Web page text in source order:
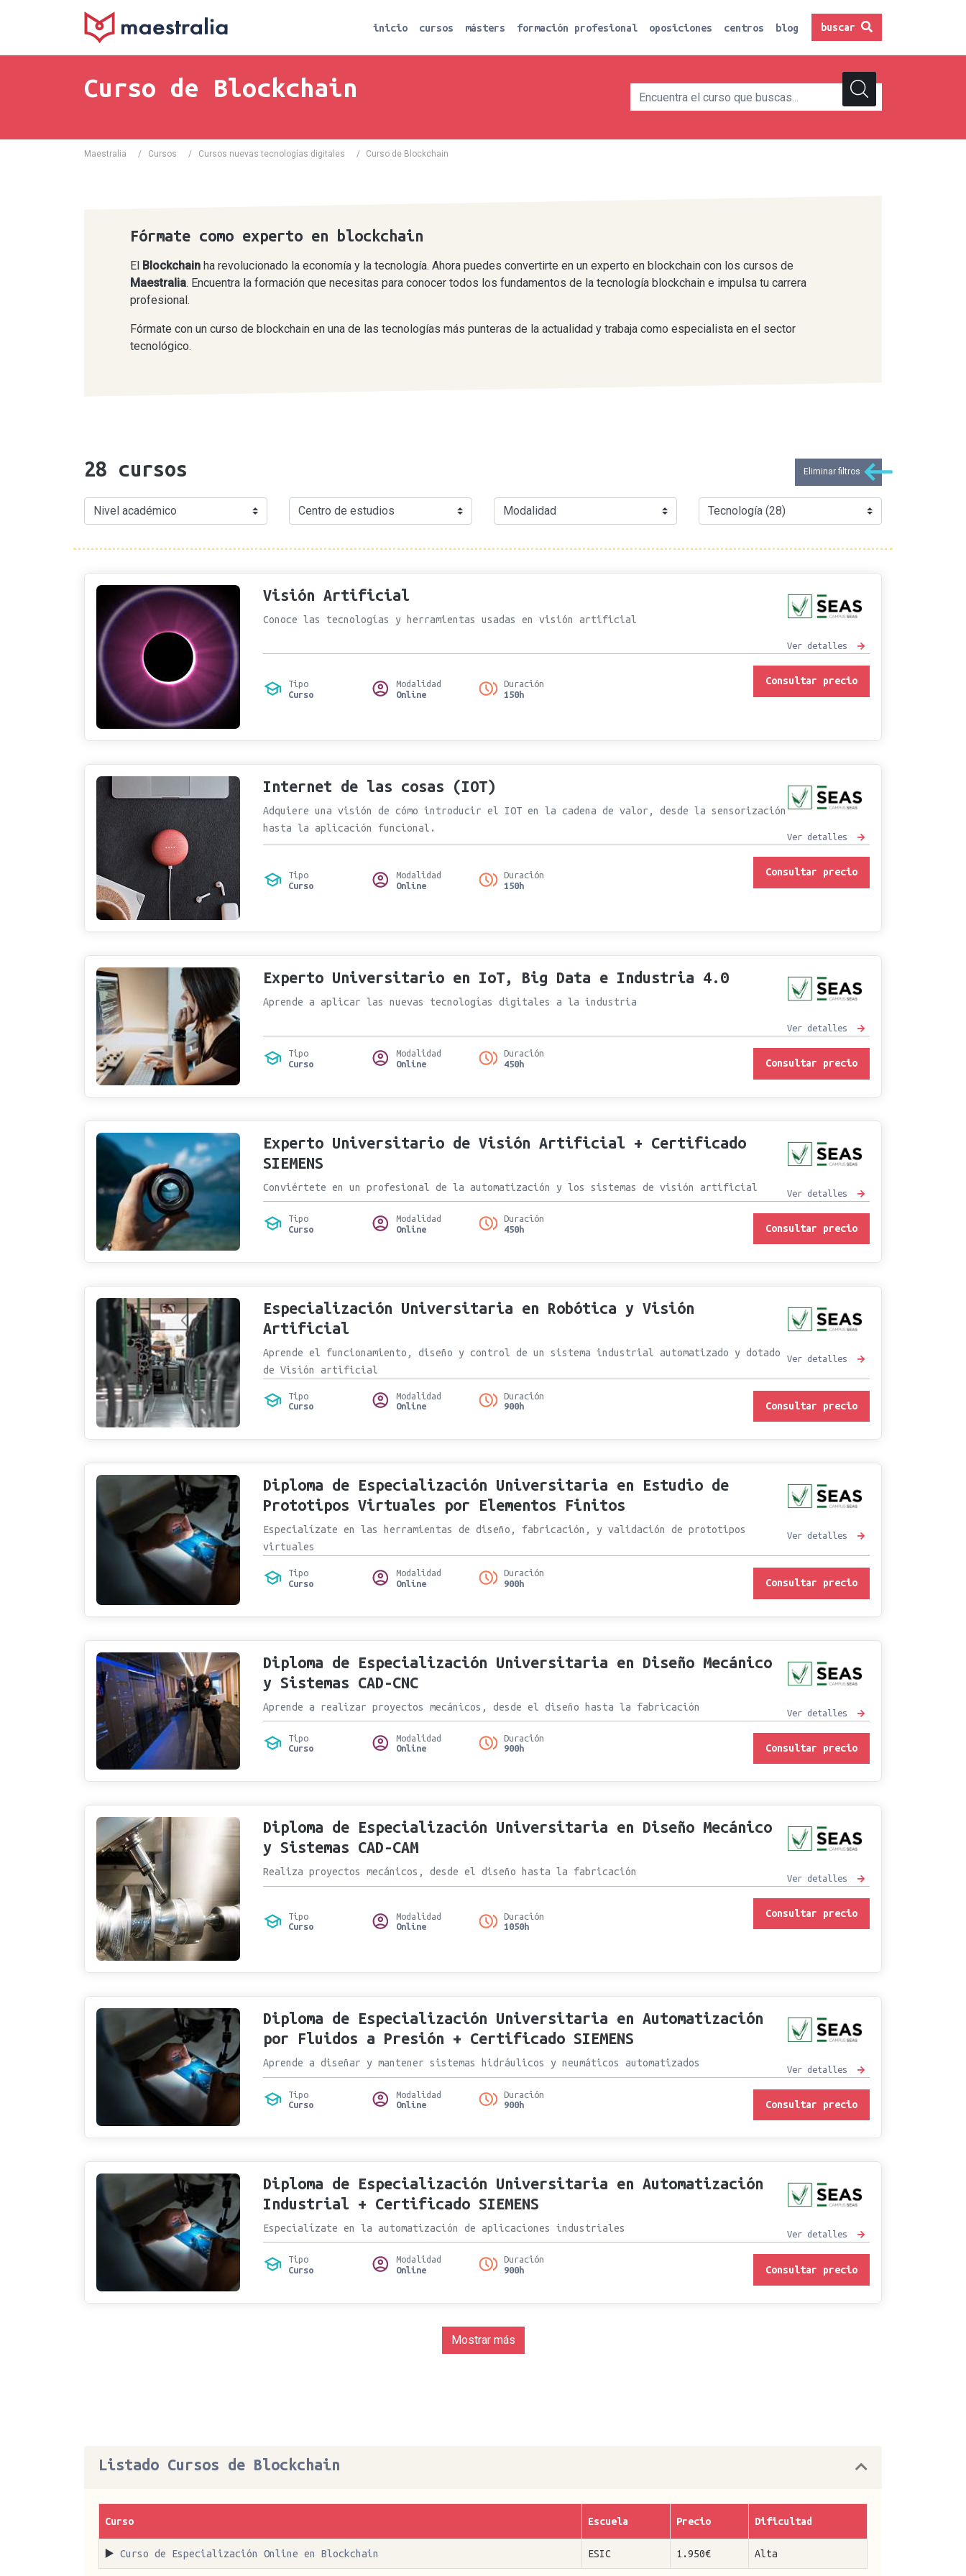
inicio cursos másters formación profesional oposiciones centros blog buscar
Curso de Blockchain
Maestralia / Cursos / Cursos nuevas tecnologías digitales / Curso de Blockchain
Fórmate como experto en blockchain
El Blockchain ha revolucionado la economía y la tecnología. Ahora puedes convertirte en un experto en blockchain con los cursos de
Maestralia. Encuentra la formación que necesitas para conocer todos los fundamentos de la tecnología blockchain e impulsa tu carrera
profesional.
Fórmate con un curso de blockchain en una de las tecnologías más punteras de la actualidad y trabaja como especialista en el sector
tecnológico.
28 cursos Eliminar filtros
Visión Artificial
Conoce las tecnologías y herramientas usadas en visión artificial
Ver detalles
Tipo
Curso
Modalidad
Online
Duración
150h
Consultar precio
Internet de las cosas (IOT)
Adquiere una visión de cómo introducir el IOT en la cadena de valor, desde la sensorización
hasta la aplicación funcional.
Ver detalles
Tipo
Curso
Modalidad
Online
Duración
150h
Consultar precio
Experto Universitario en IoT, Big Data e Industria 4.0
Aprende a aplicar las nuevas tecnologías digitales a la industria
Ver detalles
Tipo
Curso
Modalidad
Online
Duración
450h
Consultar precio
Experto Universitario de Visión Artificial + Certificado
SIEMENS
Conviértete en un profesional de la automatización y los sistemas de visión artificial
Ver detalles
Tipo
Curso
Modalidad
Online
Duración
450h
Consultar precio
Especialización Universitaria en Robótica y Visión
Artificial
Aprende el funcionamiento, diseño y control de un sistema industrial automatizado y dotado
de Visión artificial
Ver detalles
Tipo
Curso
Modalidad
Online
Duración
900h
Consultar precio
Diploma de Especialización Universitaria en Estudio de
Prototipos Virtuales por Elementos Finitos
Especialízate en las herramientas de diseño, fabricación, y validación de prototipos
virtuales
Ver detalles
Tipo
Curso
Modalidad
Online
Duración
900h
Consultar precio
Diploma de Especialización Universitaria en Diseño Mecánico
y Sistemas CAD-CNC
Aprende a realizar proyectos mecánicos, desde el diseño hasta la fabricación
Ver detalles
Tipo
Curso
Modalidad
Online
Duración
900h
Consultar precio
Diploma de Especialización Universitaria en Diseño Mecánico
y Sistemas CAD-CAM
Realiza proyectos mecánicos, desde el diseño hasta la fabricación
Ver detalles
Tipo
Curso
Modalidad
Online
Duración
1050h
Consultar precio
Diploma de Especialización Universitaria en Automatización
por Fluidos a Presión + Certificado SIEMENS
Aprende a diseñar y mantener sistemas hidráulicos y neumáticos automatizados
Ver detalles
Tipo
Curso
Modalidad
Online
Duración
900h
Consultar precio
Diploma de Especialización Universitaria en Automatización
Industrial + Certificado SIEMENS
Especialízate en la automatización de aplicaciones industriales
Ver detalles
Tipo
Curso
Modalidad
Online
Duración
900h
Consultar precio
Mostrar más
Listado Cursos de Blockchain
Curso Escuela Precio Dificultad
▶️ Curso de Especialización Online en Blockchain ESIC 1.950€ Alta